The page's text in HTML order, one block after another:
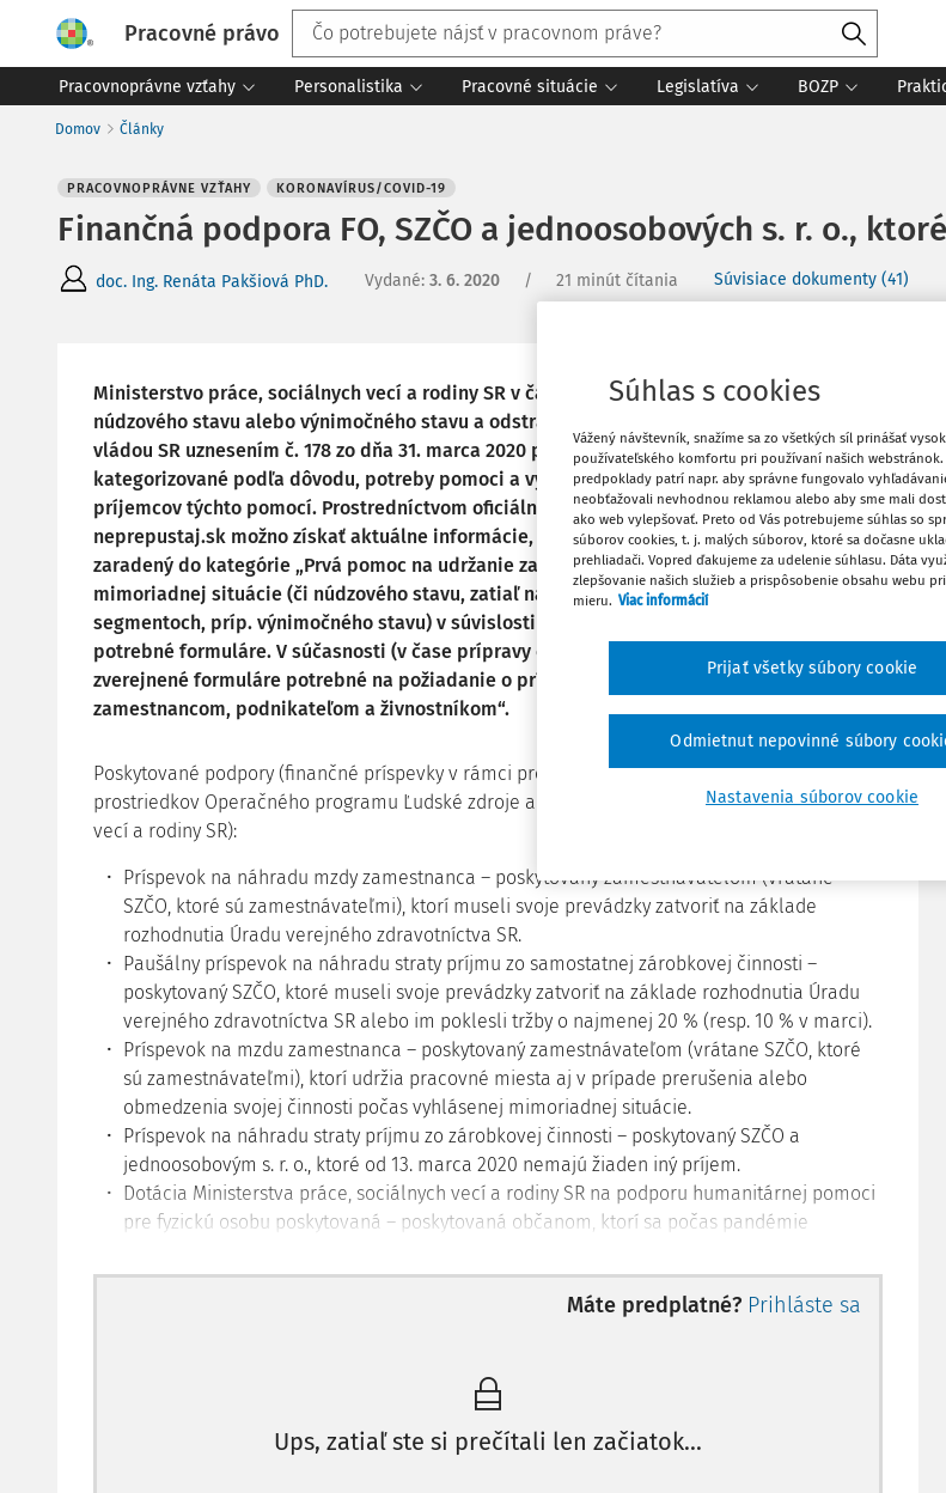
Pracovné právo
Pracovnoprávne vzťahy Personalistika Pracovné situácie Legislatíva BOZP
Domov Články
PRACOVNOPRÁVNE VZŤAHY KORONAVÍRUS/COVID-19
Finančná podpora FO, SZČO a jednoosobových s. r. o.,
doc. Ing. Renáta Pakšiová PhD. Vydané: 3. 6. 2020 / 21 minút čítania Súvisiace dokumenty (41)
Ministerstvo práce, sociálnych vecí a rodiny SR v čase vyhlásenej mimoriadnej situácie,
núdzového stavu alebo výnimočného stavu a odstránením ich následkov schváleného
vládou SR uznesením č. 178 zo dňa 31. marca 2020 poskytuje finančné príspevky, ktoré sú
kategorizované podľa dôvodu, potreby pomoci a vytvára kategórie príspevkov a
príjemcov týchto pomocí. Prostredníctvom oficiálnych stránok pomahameludom.sk a
neprepustaj.sk možno získať aktuálne informácie, ako požiadať o konkrétny príspevok
zaradený do kategórie „Prvá pomoc na udržanie zamestnanosti“ v čase vyhlásenej
mimoriadnej situácie (či núdzového stavu, zatiaľ našťastie iba pri niektorých
segmentoch, príp. výnimočného stavu) v súvislosti so šírením ochorenia COVID-19 a aj
potrebné formuláre. V súčasnosti (v čase prípravy článku – 5. mája 2020) sú na stránke
zverejnené formuláre potrebné na požiadanie o príslušnú podporu z balíka „Prvá pomoc
zamestnancom, podnikateľom a živnostníkom“.
Poskytované podpory (finančné príspevky v rámci projektu „PRVÁ POMOC“ financovaného z
prostriedkov Operačného programu Ľudské zdroje a dotácia Ministerstva práce, sociálnych
vecí a rodiny SR):
Príspevok na náhradu mzdy zamestnanca – poskytovaný zamestnávateľom (vrátane
SZČO, ktoré sú zamestnávateľmi), ktorí museli svoje prevádzky zatvoriť na základe
rozhodnutia Úradu verejného zdravotníctva SR.
Paušálny príspevok na náhradu straty príjmu zo samostatnej zárobkovej činnosti –
poskytovaný SZČO, ktoré museli svoje prevádzky zatvoriť na základe rozhodnutia Úradu
verejného zdravotníctva SR alebo im poklesli tržby o najmenej 20 % (resp. 10 % v marci).
Príspevok na mzdu zamestnanca – poskytovaný zamestnávateľom (vrátane SZČO, ktoré
sú zamestnávateľmi), ktorí udržia pracovné miesta aj v prípade prerušenia alebo
obmedzenia svojej činnosti počas vyhlásenej mimoriadnej situácie.
Príspevok na náhradu straty príjmu zo zárobkovej činnosti – poskytovaný SZČO a
jednoosobovým s. r. o., ktoré od 13. marca 2020 nemajú žiaden iný príjem.
Dotácia Ministerstva práce, sociálnych vecí a rodiny SR na podporu humanitárnej pomoci
pre fyzickú osobu poskytovaná – poskytovaná občanom, ktorí sa počas pandémie
V tomto článku sa sústredíme na uvedené posledné dve možné finančné podpory pre fyzické
Príspevok na náhradu straty príjmu zo zárobkovej činnosti
Najskôr sa sústredíme na základné informácie kto a ako môže požiadať o finančnú
Máte predplatné? Prihláste sa
Ups, zatiaľ ste si prečítali len začiatok...
Súhlas s cookies
Vážený návštevník, snažíme sa zo všetkých síl prinášať
používateľského komfortu pri používaní našich webstránok.
predpoklady patrí napr. aby správne fungovalo
neobťažovali nevhodnou reklamou alebo aby sme mali
ako web vylepšovať. Preto od Vás potrebujeme súhlas so
súborov cookies, t. j. malých súborov, ktoré sa dočasne
prehliadači. Vopred ďakujeme za udelenie súhlasu. Dáta
zlepšovanie našich služieb a prispôsobenie obsahu webu
mieru. Viac informácií
Nastavenia súborov cookie
Odmietnut nepovinné súbory
Prijať všetky súbory cookie